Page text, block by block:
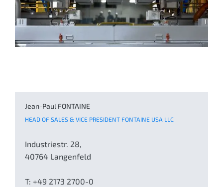
Jean-Paul FONTAINE
HEAD OF SALES & VICE PRESIDENT FONTAINE USA LLC
Industriestr. 28,
40764 Langenfeld
T: +49 2173 2700-0